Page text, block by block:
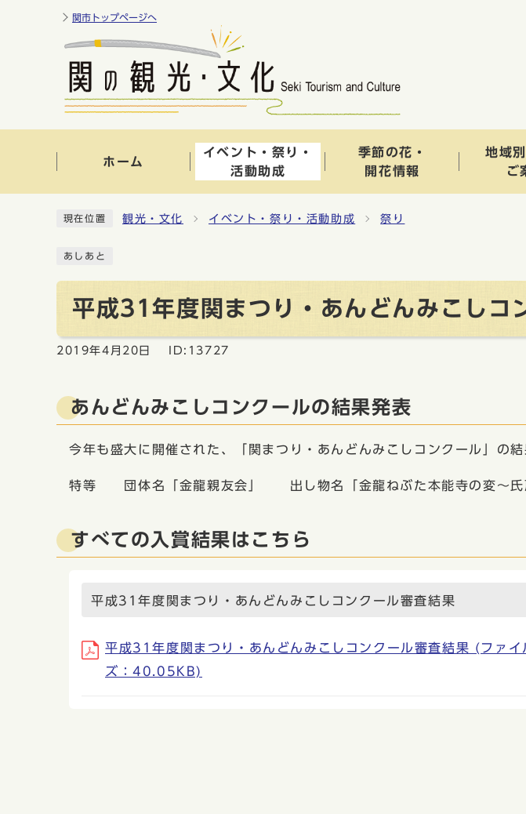
関市トップページへ
ホーム
イベント・祭り・
活動助成
季節の花・
開花情報
地域
ご
現在位置 観光・文化 イベント・祭り・活動助成 祭り
あしあと
平成31年度関まつり・あんどんみこしコ
2019年4月20日 ID:13727
あんどんみこしコンクールの結果発表
今年も盛大に開催された、「関まつり・あんどんみこしコンクール」の結
特等 団体名「金龍親友会」 出し物名「金龍ねぶた本能寺の変～氏
すべての入賞結果はこちら
平成31年度関まつり・あんどんみこしコンクール審査結果
平成31年度関まつり・あんどんみこしコンクール審査結果 (フ
ズ：40.05KB)